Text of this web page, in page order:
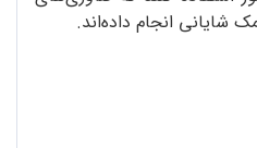
شایانی انجام داده‌اند.